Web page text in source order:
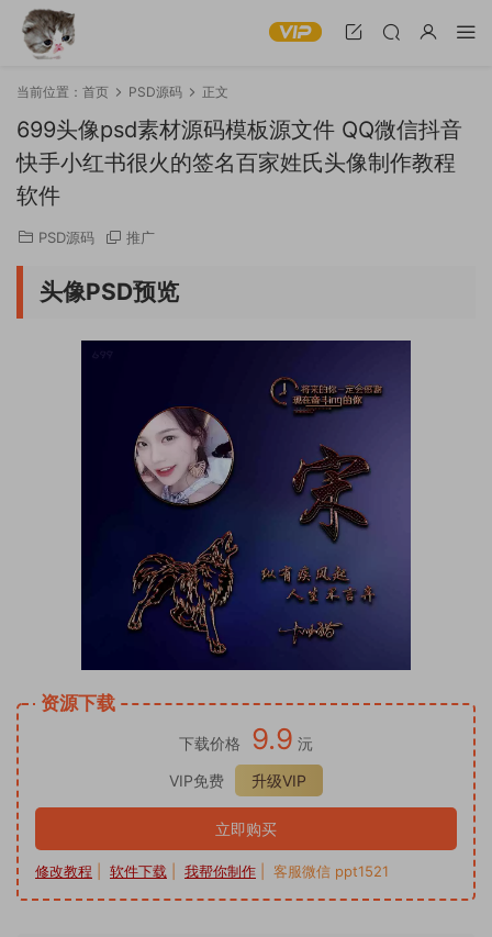
当前位置： 首页 PSD源码 正文
699头像psd素材源码模板源文件 QQ微信抖音
快手小红书很火的签名百家姓氏头像制作教程
软件
PSD源码 推广
头像PSD预览
资源下载
下载价格 9.9 沅
VIP免费
升级VIP
立即购买
修改教程 软件下载 我帮你制作 | 客服微信 ppt1521